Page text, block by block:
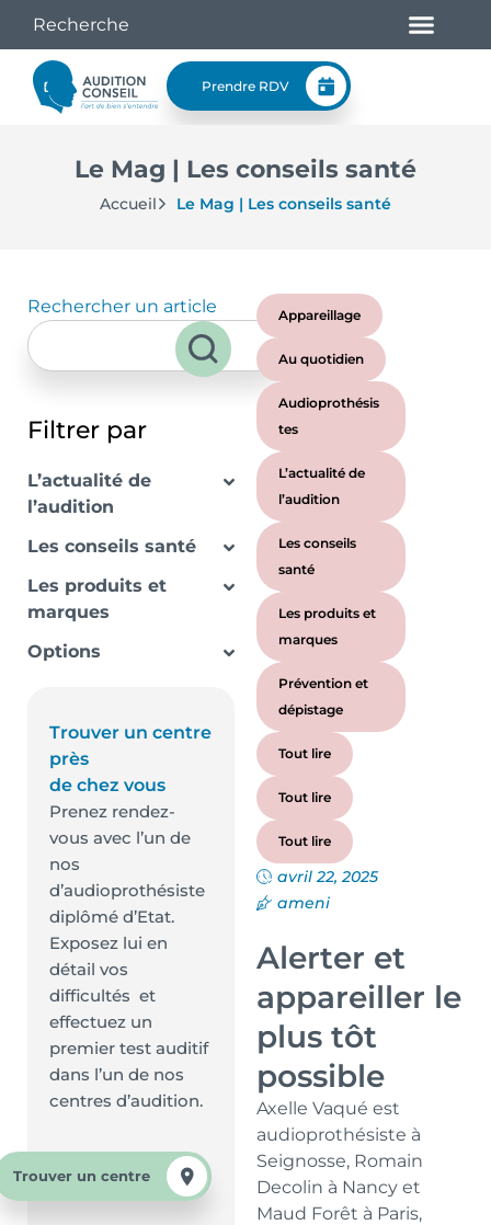
Prendre RDV
Le Mag | Les conseils santé
Accueil Le Mag | Les conseils santé
Rechercher un article
Filtrer par
L’actualité de
l’audition
Les conseils santé
Les produits et
marques
Options
Trouver un centre
près
de chez vous
Prenez rendez-
vous avec l’un de
nos
d’audioprothésiste
diplômé d’Etat.
Exposez lui en
détail vos
difficultés et
effectuez un
premier test auditif
dans l’un de nos
centres d’audition.
Trouver un centre
Appareillage
Au quotidien
Audioprothésis
tes
L’actualité de
l’audition
Les conseils
santé
Les produits et
marques
Prévention et
dépistage
Tout lire
Tout lire
Tout lire
avril 22, 2025
ameni
Alerter et
appareiller le
plus tôt
possible
Axelle Vaqué est
audioprothésiste à
Seignosse, Romain
Decolin à Nancy et
Maud Forêt à Paris,